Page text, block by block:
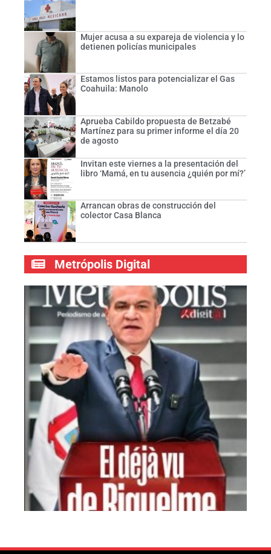
Mujer acusa a su expareja de violencia y lo
detienen policías municipales
Estamos listos para potencializar el Gas
Coahuila: Manolo
Aprueba Cabildo propuesta de Betzabé
Martínez para su primer informe el día 20
de agosto
Invitan este viernes a la presentación del
libro ‘Mamá, en tu ausencia ¿quién por mí?’
Arrancan obras de construcción del
colector Casa Blanca
Metrópolis Digital